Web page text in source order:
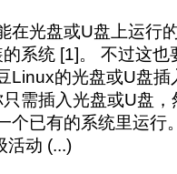
在光盘或U盘上运行
系统 [1]。 不过这
Linux的光盘或U盘
需插入光盘或U盘
个已有的系统里运行
活动 (...)